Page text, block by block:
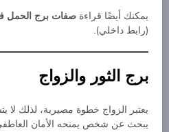
يمكنك أيضًا قراءة صفات برج الحمل
(رابط داخلي).
برج الثور والزواج
يعتبر الزواج خطوة مصيرية، لذلك لا
يبحث عن شخص يمنحه الأمان